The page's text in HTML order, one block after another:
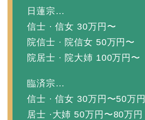
日蓮宗…
信士 · 信女 30万円〜
院信士 · 院信女 50万円〜
院居士 · 院大姉 100万円〜
臨済宗…
信士 · 信女 30万円〜50万円
居士 ·大姉 50万円〜80万円